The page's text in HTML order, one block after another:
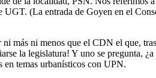
(La entrada de Goyen en el
ni menos que el CDN el que,
la legislatura! Y uno se pregunta,
en temas urbanísticos con UPN.